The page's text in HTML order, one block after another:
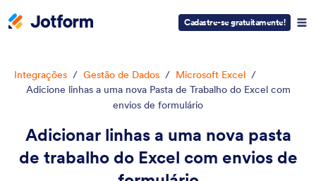
Cadastre-se gratuitamente!
Integrações / Gestão de Dados / Microsoft Excel /
Adicione linhas a uma nova Pasta de Trabalho do Excel com
envios de formulário
Adicionar linhas a uma nova pasta
de trabalho do Excel com envios de